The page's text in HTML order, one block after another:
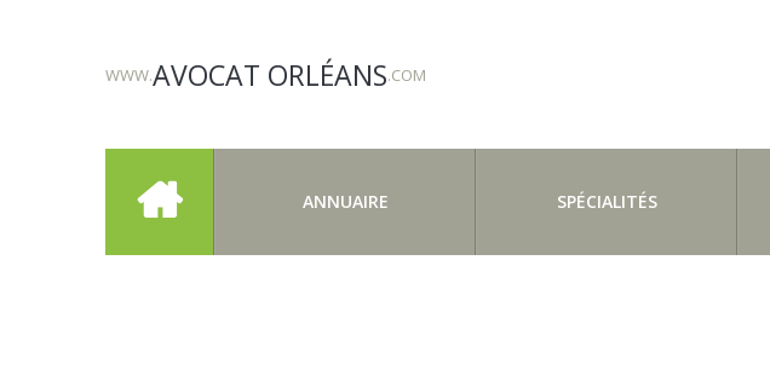
WWW.AVOCAT ORLÉANS.COM
ANNUAIRE SPÉCIALITÉS